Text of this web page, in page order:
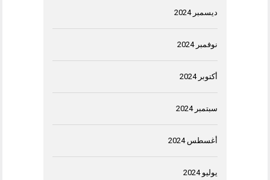
ديسمبر 2024
نوفمبر 2024
أكتوبر 2024
سبتمبر 2024
أغسطس 2024
يوليو 2024